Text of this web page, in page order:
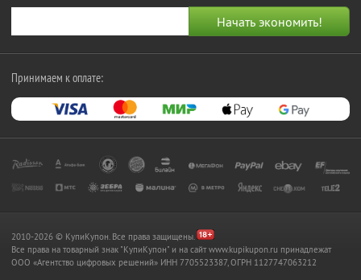
Принимаем к оплате:
2010-2026 © КупиКупон. Все права защищены.
Все права на товарный знак "КупиКупон" и на сайт www.kupikupon.ru принадлежат
OOO «Агентство цифровых решений» ИНН 7705523387, ОГРН 1127747063212